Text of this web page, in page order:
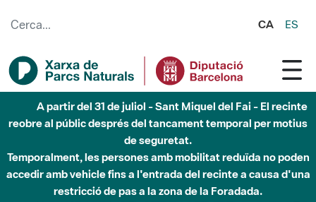
CA ES
A partir del 31 de juliol - Sant Miquel del Fai - El recinte
reobre al públic després del tancament temporal per motius
de seguretat.
Temporalment, les persones amb mobilitat reduïda no poden
accedir amb vehicle fins a l'entrada del recinte a causa d'una
restricció de pas a la zona de la Foradada.